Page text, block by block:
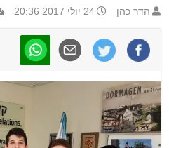
הדר כהן 24 יולי 2017 20:36